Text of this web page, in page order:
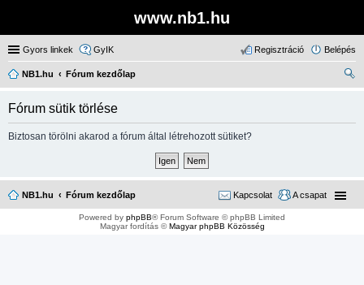
www.nb1.hu
Gyors linkek GyIK Belépés
Regisztráció
NB1.hu
Fórum kezdőlap
Fórum sütik törlése
Biztosan törölni akarod a fórum által létrehozott sütiket?
NB1.hu Fórum kezdőlap A csapat
Kapcsolat
Powered by phpBB® Forum Software © phpBB Limited
Magyar fordítás ©Magyar phpBB Közösség